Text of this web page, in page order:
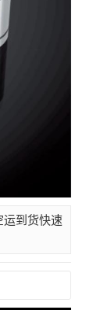
运到货快速